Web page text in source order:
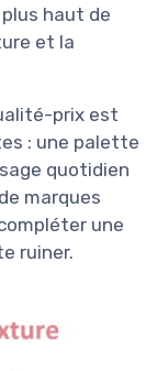
haut de
et la
prix est
: une palette
quotidien
marques
une
ruiner.